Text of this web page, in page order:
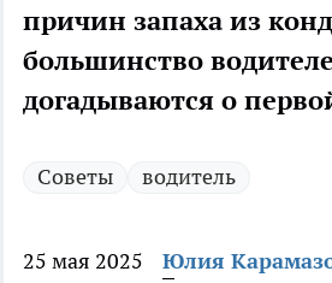
причин запаха из
большинство
догадываются о
Советы водитель
25 мая 2025 Юлия